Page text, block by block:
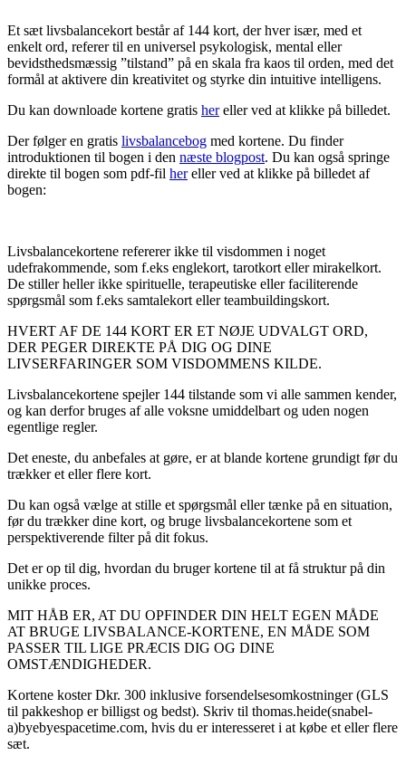
Et sæt livsbalancekort består af 144 kort, der hver især, med et
enkelt ord, referer til en universel psykologisk, mental eller
bevidsthedsmæssig ”tilstand” på en skala fra kaos til orden, med det
formål at aktivere din kreativitet og styrke din intuitive intelligens.
Du kan downloade kortene gratis hereller ved at klikke på billedet.
Der følger en gratis livsbalancebog med kortene. Du finder
introduktionen til bogen i den næste blogpost. Du kan også springe
direkte til bogen som pdf-fil hereller ved at klikke på billedet af
bogen:
Livsbalancekortene refererer ikke til visdommen i noget
udefrakommende, som f.eks englekort, tarotkort eller mirakelkort.
De stiller heller ikke spirituelle, terapeutiske eller faciliterende
spørgsmål som f.eks samtalekort eller teambuildingskort.
HVERT AF DE 144 KORT ER ET NØJE UDVALGT ORD,
DER PEGER DIREKTE PÅ DIG OG DINE
LIVSERFARINGER SOM VISDOMMENS KILDE.
Livsbalancekortene spejler 144 tilstande som vi alle sammen kender,
og kan derfor bruges af alle voksne umiddelbart og uden nogen
egentlige regler.
Det eneste, du anbefales at gøre, er at blande kortene grundigt før du
trækker et eller flere kort.
Du kan også vælge at stille et spørgsmål eller tænke på en situation,
før du trækker dine kort, og bruge livsbalancekortene som et
perspektiverende filter på dit fokus.
Det er op til dig, hvordan du bruger kortene til at få struktur på din
unikke proces.
MIT HÅB ER, AT DU OPFINDER DIN HELT EGEN MÅDE
AT BRUGE LIVSBALANCE-KORTENE, EN MÅDE SOM
PASSER TIL LIGE PRÆCIS DIG OG DINE
OMSTÆNDIGHEDER.
Kortene koster Dkr. 300 inklusive forsendelsesomkostninger (GLS
til pakkeshop er billigst og bedst). Skriv til thomas.heide(snabel-
a)byebyespacetime.com, hvis du er interesseret i at købe et eller flere
sæt.